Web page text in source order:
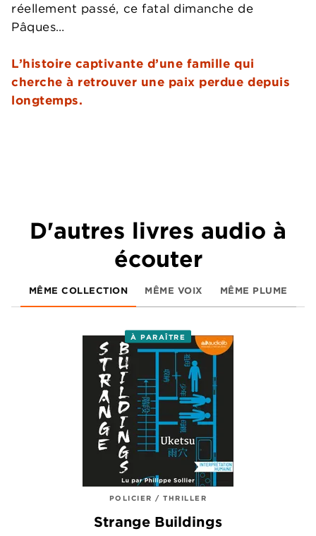
réellement passé, ce fatal dimanche de
Pâques…
L’histoire captivante d’une famille qui
cherche à retrouver une paix perdue depuis
longtemps.
D'autres livres audio à
écouter
MÊME COLLECTION MÊME VOIX MÊME PLUME
À PARAÎTRE
POLICIER / THRILLER
Strange Buildings